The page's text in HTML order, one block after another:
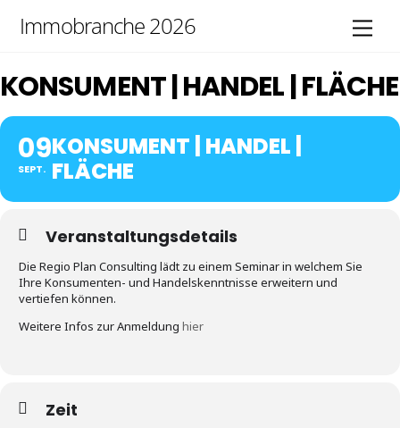
Immobranche 2026
KONSUMENT | HANDEL | FLÄCHE
09
SEPT.
KONSUMENT | HANDEL |
FLÄCHE
Veranstaltungsdetails
Die Regio Plan Consulting lädt zu einem Seminar in welchem Sie
Ihre Konsumenten- und Handelskenntnisse erweitern und
vertiefen können.
Weitere Infos zur Anmeldung hier
Zeit